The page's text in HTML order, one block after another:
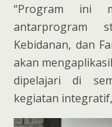
“Program ini
antarprogram
Kebidanan, dan
akan
dipelajari di
kegiatan